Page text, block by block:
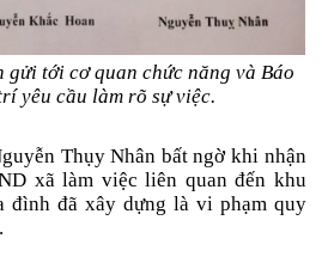
gửi tới cơ quan chức năng và Báo
yêu cầu làm rõ sự việc.
Thụy Nhân bất ngờ khi nhận
xã làm việc liên quan đến khu
đình đã xây dựng là vi phạm quy